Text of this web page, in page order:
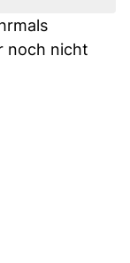
noch nicht